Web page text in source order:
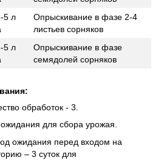
5 л
Опрыскивание в фазе 2-4
листьев сорняков
5 л
Опрыскивание в фазе
семядолей сорняков
обработок - 3.
для сбора урожая.
ожидания перед входом на
– 3 суток для